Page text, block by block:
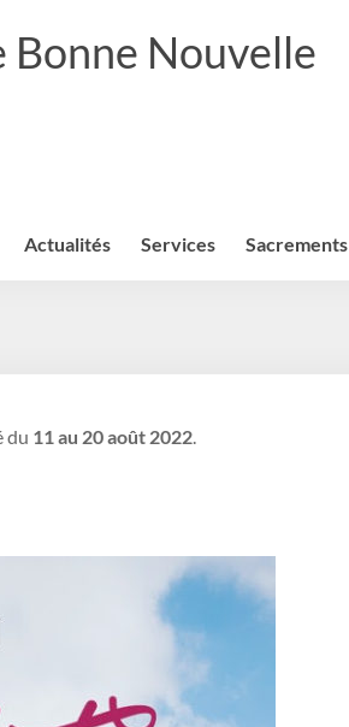
Bonne Nouvelle
Actualités Services Sacrements
du 11 au 20 août 2022.